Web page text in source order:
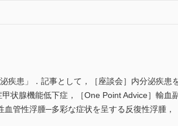
疾患」．記事として，［座談会］内分泌疾患
状腺機能低下症，［One Point Advice］輸血
管性浮腫─多彩な症状を呈する反復性浮腫